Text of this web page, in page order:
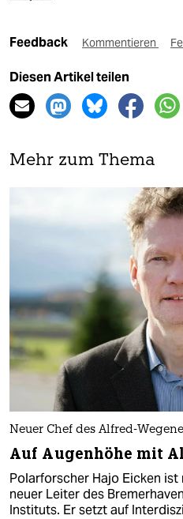
Feedback Kommentieren
Diesen Artikel teilen
Mehr zum Thema
Neuer Chef des Alfred-
Auf Augenhöhe mit
Polarforscher Hajo Eicken ist
neuer Leiter des
Instituts. Er setzt auf